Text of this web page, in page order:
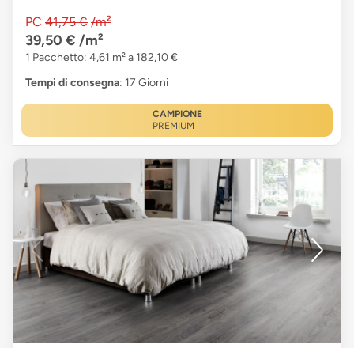
PC 41,75 € /m²
39,50 € /m²
1 Pacchetto: 4,61 m² a 182,10 €
Tempi di consegna: 17 Giorni
CAMPIONE
PREMIUM